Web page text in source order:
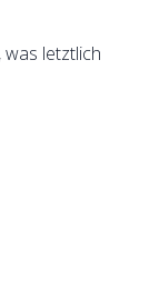
letztlich